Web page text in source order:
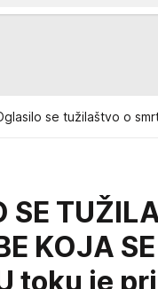
se tužilaštvo o
SE
KOJA
toku je